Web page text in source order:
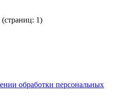
1)
обработки персональных